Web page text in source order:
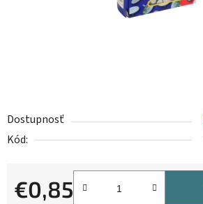
Dostupnosť
Kód:
€0,85